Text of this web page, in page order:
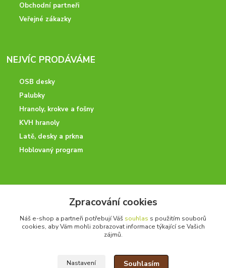
Obchodní partneři
Veřejné zákazky
NEJVÍC PRODÁVÁME
OSB desky
Palubky
Hranoly, krokve a fošny
KVH hranoly
Latě, desky a prkna
Hoblovaný program
Potřebujete poradit? Neváhejte nás kontaktovat.
+420 728 600 625
po - pá 7:00 - 15:00
Zpracování cookies
Náš e-shop a partneři potřebují Váš souhlas s použitím souborů
cookies, aby Vám mohli zobrazovat informace týkající se Vašich
zájmů.
Nastavení Souhlasím